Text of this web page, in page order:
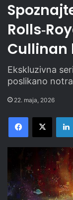
Cullinan
Ekskluzivna
poslikano
22. maja, 2026
Facebook
X